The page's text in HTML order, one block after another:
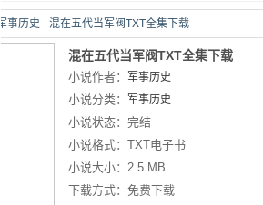
军事历史 - 混在五代当军阀TXT全集下载
混在五代当军阀TXT全集下载
小说作者： 军事历史
小说分类： 军事历史
小说状态： 完结
小说格式： TXT电子书
小说大小： 2.5 MB
下载方式： 免费下载